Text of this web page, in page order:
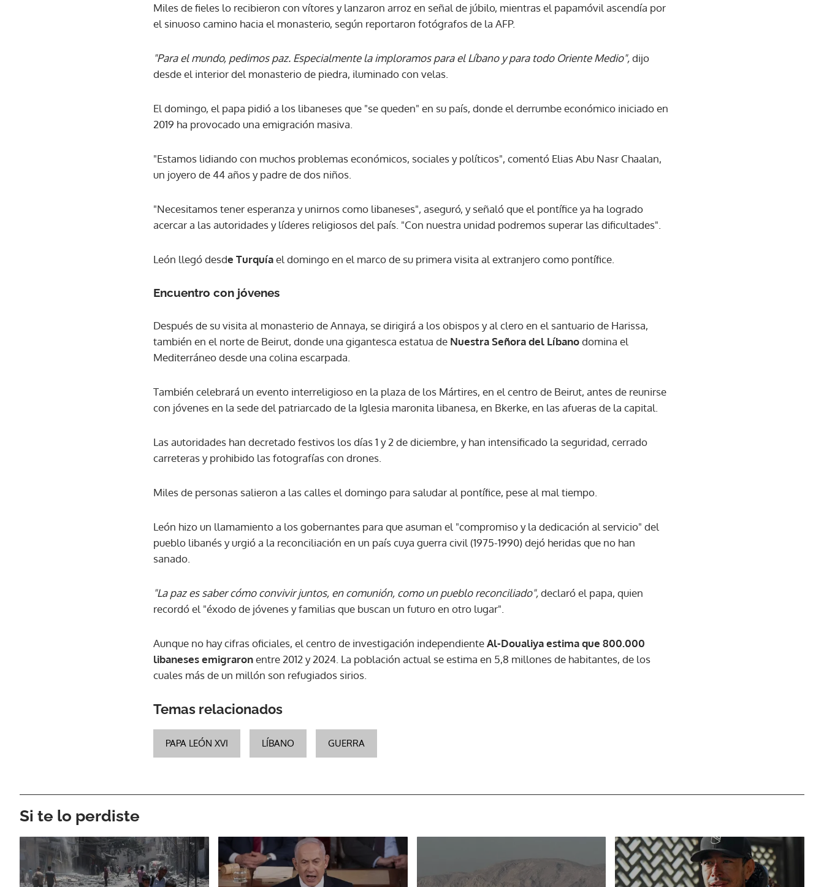
Gracias por suscribirte a nuestro boletín.
Miles de fieles lo recibieron con vítores y lanzaron arroz en señal de júbilo, mientras el papamóvil ascendía por
el sinuoso camino hacia el monasterio, según reportaron fotógrafos de la AFP.
"Para el mundo, pedimos paz. Especialmente la imploramos para el Líbano y para todo Oriente Medio",dijo
desde el interior del monasterio de piedra, iluminado con velas.
El domingo, el papa pidió a los libaneses que "se queden" en su país, donde el derrumbe económico iniciado en
2019 ha provocado una emigración masiva.
"Estamos lidiando con muchos problemas económicos, sociales y políticos", comentó Elias Abu Nasr Chaalan,
un joyero de 44 años y padre de dos niños.
"Necesitamos tener esperanza y unirnos como libaneses", aseguró, y señaló que el pontífice ya ha logrado
acercar a las autoridades y líderes religiosos del país. "Con nuestra unidad podremos superar las dificultades".
León llegó desde Turquíael domingo en el marco de su primera visita al extranjero como pontífice.
Encuentro con jóvenes
Después de su visita al monasterio de Annaya, se dirigirá a los obispos y al clero en el santuario de Harissa,
también en el norte de Beirut, donde una gigantesca estatua de Nuestra Señora del Líbanodomina el
Mediterráneo desde una colina escarpada.
También celebrará un evento interreligioso en la plaza de los Mártires, en el centro de Beirut, antes de reunirse
con jóvenes en la sede del patriarcado de la Iglesia maronita libanesa, en Bkerke, en las afueras de la capital.
Las autoridades han decretado festivos los días 1 y 2 de diciembre, y han intensificado la seguridad, cerrado
carreteras y prohibido las fotografías con drones.
Miles de personas salieron a las calles el domingo para saludar al pontífice, pese al mal tiempo.
León hizo un llamamiento a los gobernantes para que asuman el "compromiso y la dedicación al servicio" del
pueblo libanés y urgió a la reconciliación en un país cuya guerra civil (1975-1990) dejó heridas que no han
sanado.
"La paz es saber cómo convivir juntos, en comunión, como un pueblo reconciliado",declaró el papa, quien
recordó el "éxodo de jóvenes y familias que buscan un futuro en otro lugar".
Aunque no hay cifras oficiales, el centro de investigación independienteAl-Doualiya estima que 800.000
libaneses emigraronentre 2012 y 2024. La población actual se estima en 5,8 millones de habitantes, de los
cuales más de un millón son refugiados sirios.
Temas relacionados
PAPA LEÓN XVI LÍBANO GUERRA
Si te lo perdiste